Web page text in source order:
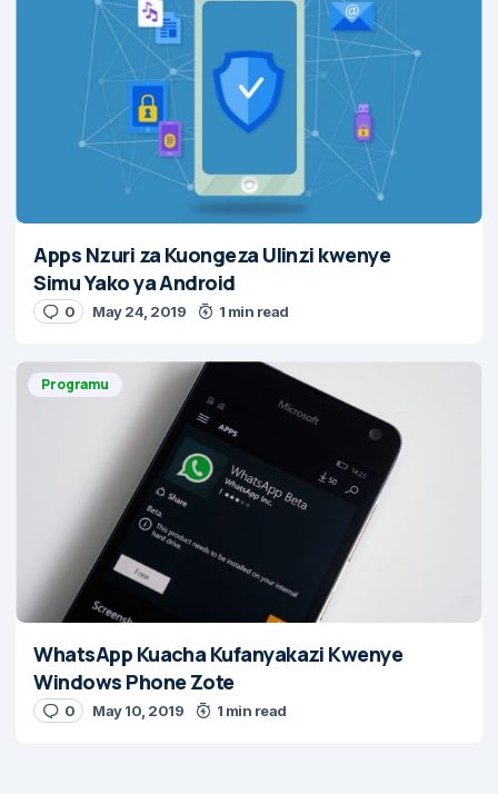
Apps Nzuri za Kuongeza Ulinzi kwenye
Simu Yako ya Android
0 May 24, 2019 1 min read
Programu
WhatsApp Kuacha Kufanyakazi Kwenye
Windows Phone Zote
0 May 10, 2019 1 min read